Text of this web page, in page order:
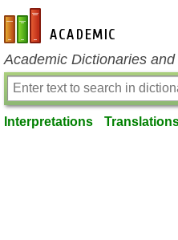
en-academic.com
Academic Dictionaries
Interpretations